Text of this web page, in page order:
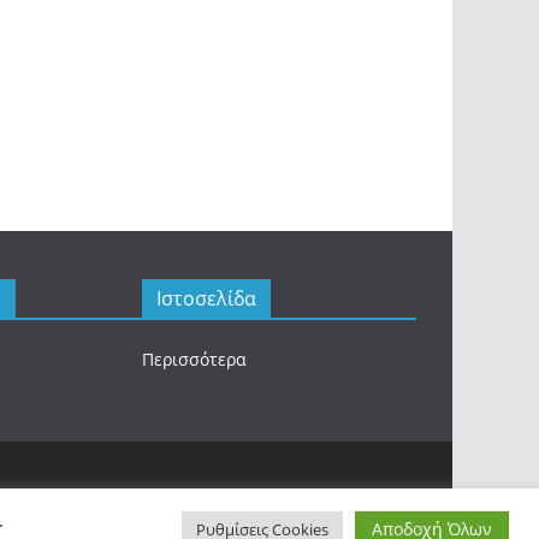
Ιστοσελίδα
Περισσότερα
Ρυθμίσεις Cookies Αποδοχή Όλων